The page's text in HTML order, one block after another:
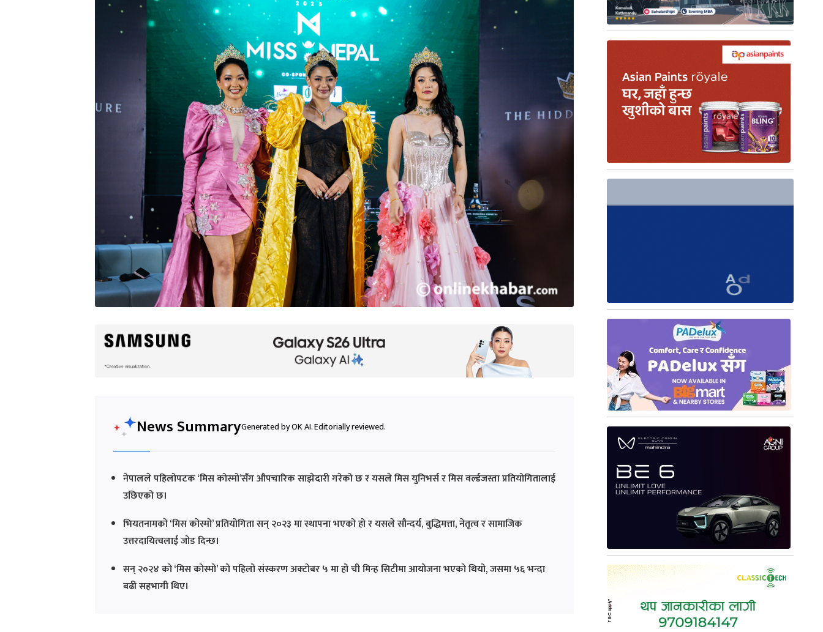
News SummaryGenerated by OK AI. Editorially reviewed.
नेपालले पहिलोपटक ‘मिस कोस्मो’सँग औपचारिक साझेदारी गरेको छ र यसले मिस युनिभर्स र मिस वर्ल्डजस्ता प्रतियोगितालाई
उछिएको छ।
भियतनामको ‘मिस कोस्मो’ प्रतियोगिता सन् २०२३ मा स्थापना भएको हो र यसले सौन्दर्य, बुद्धिमत्ता, नेतृत्व र सामाजिक
उत्तरदायित्वलाई जोड दिन्छ।
सन् २०२४ को ‘मिस कोस्मो’ को पहिलो संस्करण अक्टोबर ५ मा हो ची मिन्ह सिटीमा आयोजना भएको थियो, जसमा ५६ भन्दा
बढी सहभागी थिए।